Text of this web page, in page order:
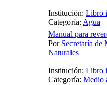
Institución: Libro
Categoría: Agua
Manual para
Por Secretaría de
Naturales
Institución: Libro
Categoría: Medio